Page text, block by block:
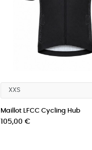
Maillot LFCC Cycling Hub
Prix
105,00 €